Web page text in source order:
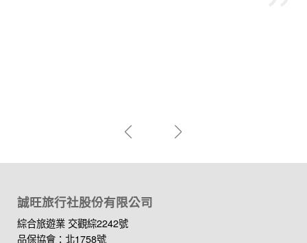
誠旺旅行社股份有限公司
綜合旅遊業 交觀綜2242號
品保協會：北1758號